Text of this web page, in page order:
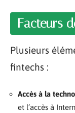
Facteurs
Plusieurs
fintechs :
Accès à la
et l’accès à